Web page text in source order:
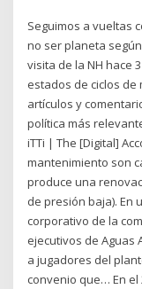
Seguimos a vueltas
no ser planeta
visita de la NH hace
estados de ciclos
artículos y
política más
iTTi | The [Digital]
mantenimiento son
produce una
de presión baja). En
corporativo de la
ejecutivos de Aguas
a jugadores del
convenio que… En el